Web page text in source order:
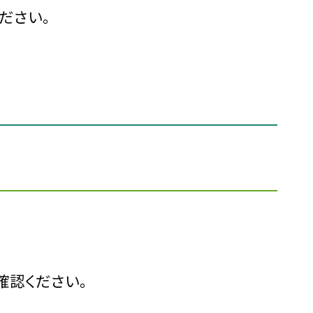
さい。
ください。